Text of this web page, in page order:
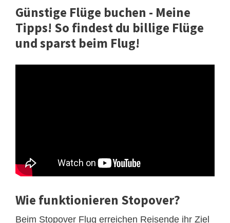
Günstige Flüge buchen - Meine
Tipps! So findest du billige Flüge
und sparst beim Flug!
Wie funktionieren Stopover?
Beim Stopover Flug erreichen Reisende ihr Ziel